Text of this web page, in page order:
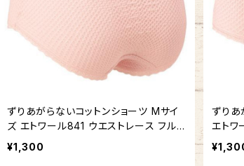
ずりあがらないコットンショーツ Mサイ
ズ エトワール841 ウエストレース フルバ
ック 鹿の子編み
¥1,300
ずりあ
エトワ
ク 鹿